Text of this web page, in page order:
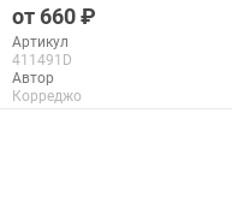
660
Артикул
411491D
Автор
Корреджо